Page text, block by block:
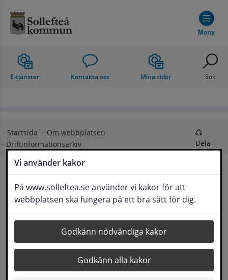
Vi använder kakor
På www.solleftea.se använder vi kakor för att
webbplatsen ska fungera på ett bra sätt för dig.
Godkänn nödvändiga kakor
Godkänn alla kakor
Meny
E-tjänster Kontakta oss Mina sidor Sök
Startsida
Om webbplatsen
Driftinformationsarkiv
Dela
Driftinformationsarkiv
Augusti Juli Juni Maj April
Mars
Februari
Januari